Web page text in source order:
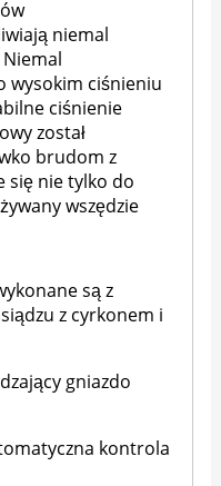
niemal
wysokim ciśnieniu
ciśnienie
został
brudom z
się nie tylko do
wszędzie
są z
z cyrkonem i
gniazdo
kontrola